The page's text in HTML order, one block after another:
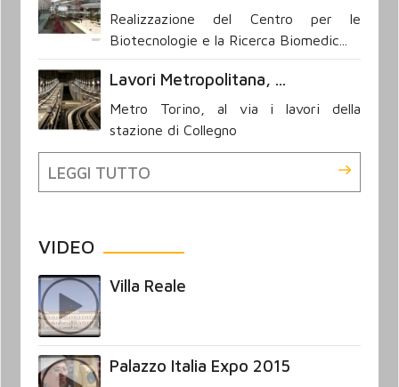
Realizzazione del Centro per le
Biotecnologie e la Ricerca Biomedic...
Lavori Metropolitana, ...
Metro Torino, al via i lavori della
stazione di Collegno
LEGGI TUTTO
VIDEO
Villa Reale
Palazzo Italia Expo 2015